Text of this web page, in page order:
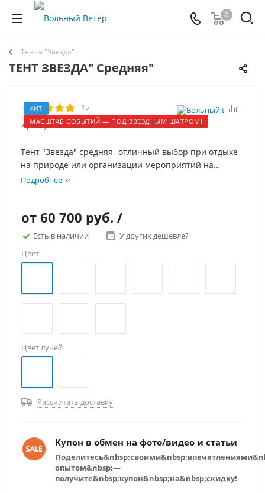
0
Тенты "Звезда"
ТЕНТ ЗВЕЗДА" Средняя"
ХИТ
МАСШТАБ СОБЫТИЙ — ПОД ЗВЁЗДНЫМ ШАТРОМ!
15
Артикул:32014
Тент "Звезда" средняя- отличный выбор при отдыхе
на природе или организации мероприятий на
открытом воздухе.
Подробнее
от 60 700 руб. /
Есть в наличии
У других дешевле?
Цвет
Цвет лучей
Рассчитать доставку
Купон в обмен на фото/видео и статьи
опытом&nbsp;—
получите&nbsp;купон&nbsp;на&nbsp;скидку!